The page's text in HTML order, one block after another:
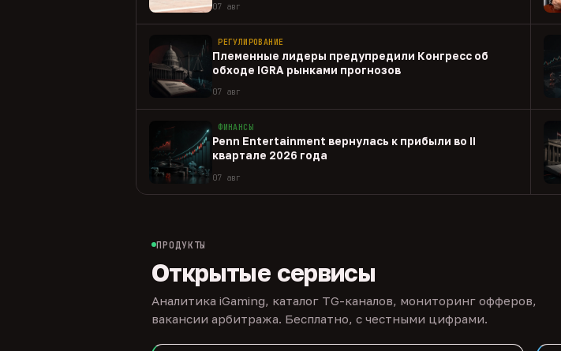
07 авг
РЕГУЛИРОВАНИЕ
Племенные лидеры предупредили Конгресс об
обходе IGRA рынками прогнозов
07 авг
ФИНАНСЫ
Penn Entertainment вернулась к прибыли во II
квартале 2026 года
07 авг
ПРОДУКТЫ
Открытые сервисы
Аналитика iGaming, каталог TG-каналов, мониторинг офферов,
вакансии арбитража. Бесплатно, с честными цифрами.